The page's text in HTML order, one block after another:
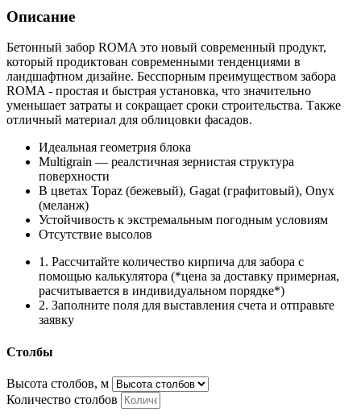
Описание
Бетонный забор ROMA это новый современный продукт,
который продиктован современными тенденциями в
ландшафтном дизайне. Бесспорным преимуществом забора
ROMA - простая и быстрая установка, что значительно
уменьшает затраты и сокращает сроки строительства. Также
отличный материал для облицовки фасадов.
Идеальная геометрия блока
Multigrain — реалстичная зернистая структура
поверхности
В цветах Topaz (бежевый), Gagat (графитовый), Onyx
(меланж)
Устойчивость к экстремальным погодным условиям
Отсутствие высолов
1. Рассчитайте количество кирпича для забора с
помощью калькулятора (*цена за доставку примерная,
расчитывается в индивидуальном порядке*)
2. Заполните поля для выставления счета и отправьте
заявку
Столбы
Высота столбов, м
Количество столбов